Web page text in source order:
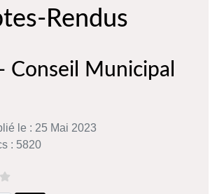
Rendus
Conseil Municipal
le : 25 Mai 2023
: 5820